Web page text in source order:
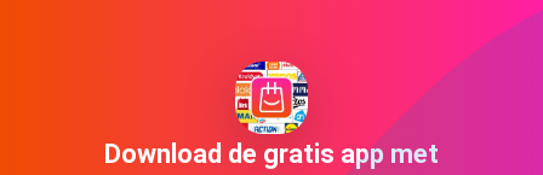
Download de gratis app met